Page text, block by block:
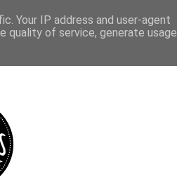
Your IP address and user-agent
quality of service, generate usage